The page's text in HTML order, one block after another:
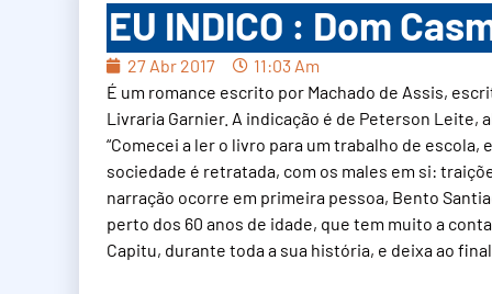
EU INDICO : Dom
27 Abr 2017
11:03 Am
É um romance escrito por Machado de Assis,
Livraria Garnier. A indicação é de Peterson Leite,
“Comecei a ler o livro para um trabalho de
sociedade é retratada, com os males em si:
narração ocorre em primeira pessoa, Bento
perto dos 60 anos de idade, que tem muito a
Capitu, durante toda a sua história, e deixa ao